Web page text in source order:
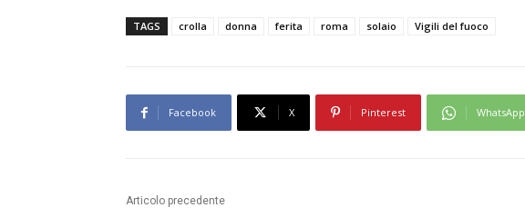
TAGS crolla donna ferita roma solaio Vigili del fuoco
Facebook X Pinterest WhatsApp
Articolo precedente